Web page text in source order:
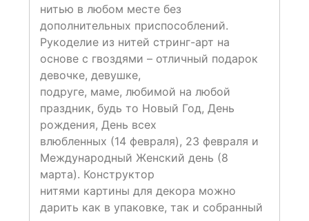
нитью в любом месте без
дополнительных приспособлений.
Рукоделие из нитей стринг-арт на
основе с гвоздями – отличный подарок
девочке, девушке,
подруге, маме, любимой на любой
праздник, будь то Новый Год, День
рождения, День всех
влюбленных (14 февраля), 23 февраля и
Международный Женский день (8
марта). Конструктор
нитями картины для декора можно
дарить как в упаковке, так и собранный